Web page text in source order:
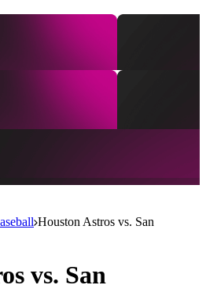
Houston Astros vs. San
vs. San